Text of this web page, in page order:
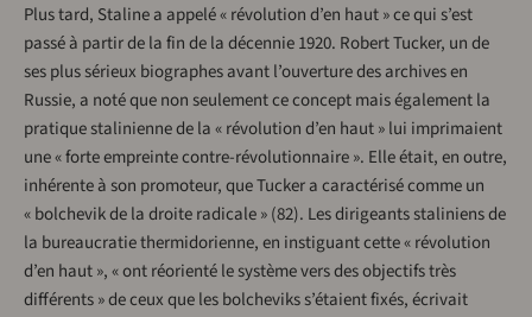
Plus tard, Staline a appelé « révolution d’en haut » ce qui s’est
passé à partir de la fin de la décennie 1920. Robert Tucker, un de
ses plus sérieux biographes avant l’ouverture des archives en
Russie, a noté que non seulement ce concept mais également la
pratique stalinienne de la « révolution d’en haut » lui imprimaient
une « forte empreinte contre-révolutionnaire ». Elle était, en outre,
inhérente à son promoteur, que Tucker a caractérisé comme un
« bolchevik de la droite radicale » (82). Les dirigeants staliniens de
la bureaucratie thermidorienne, en instiguant cette « révolution
d’en haut », « ont réorienté le système vers des objectifs très
différents » de ceux que les bolcheviks s’étaient fixés, écrivait